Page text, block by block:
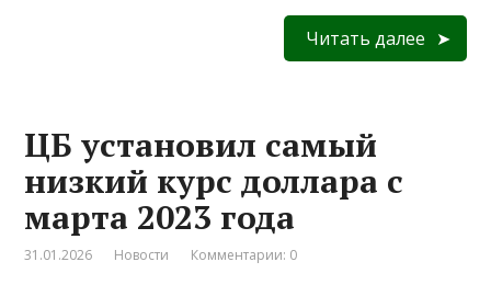
Читать далее
ЦБ установил самый
низкий курс доллара с
марта 2023 года
31.01.2026 Новости Комментарии: 0